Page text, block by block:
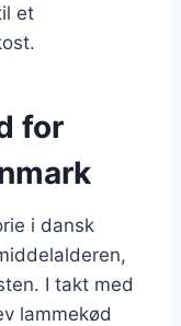
et
for
i dansk
I takt med
lammekød